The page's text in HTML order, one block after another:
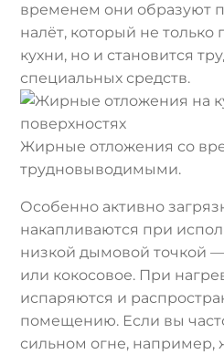
временем они образуют
налёт, который не
кухни, но и становится
специальных средств.
Жирные отложения со
трудновыводимыми.
Особенно активно
накапливаются при
низкой дымовой точкой —
или кокосовое. При
испаряются и
помещению. Если вы
сильном огне, например,